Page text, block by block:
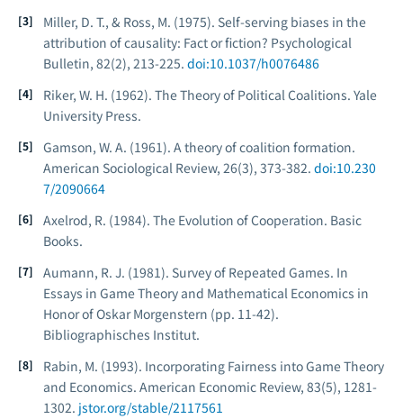
Miller, D. T., & Ross, M. (1975). Self-serving biases in the
attribution of causality: Fact or fiction? Psychological
Bulletin, 82(2), 213-225. doi:10.1037/h0076486
Riker, W. H. (1962). The Theory of Political Coalitions. Yale
University Press.
Gamson, W. A. (1961). A theory of coalition formation.
American Sociological Review, 26(3), 373-382. doi:10.230
7/2090664
Axelrod, R. (1984). The Evolution of Cooperation. Basic
Books.
Aumann, R. J. (1981). Survey of Repeated Games. In
Essays in Game Theory and Mathematical Economics in
Honor of Oskar Morgenstern (pp. 11-42).
Bibliographisches Institut.
Rabin, M. (1993). Incorporating Fairness into Game Theory
and Economics. American Economic Review, 83(5), 1281-
1302. jstor.org/stable/2117561